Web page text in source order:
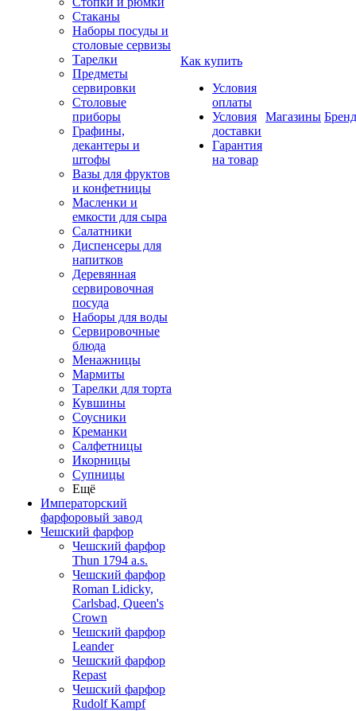
Стаканы
Наборы посуды и
столовые сервизы
Тарелки
Предметы
сервировки
Столовые
приборы
Графины,
декантеры и
штофы
Вазы для фруктов
и конфетницы
Масленки и
емкости для сыра
Салатники
Диспенсеры для
напитков
Деревянная
сервировочная
посуда
Наборы для воды
Сервировочные
блюда
Менажницы
Мармиты
Тарелки для торта
Кувшины
Соусники
Креманки
Салфетницы
Икорницы
Супницы
Ещё
Императорский
фарфоровый завод
Чешский фарфор
Чешский фарфор
Thun 1794 a.s.
Чешский фарфор
Roman Lidicky,
Carlsbad, Queen's
Crown
Чешский фарфор
Leander
Чешский фарфор
Repast
Чешский фарфор
Rudolf Kampf
Как купить
Условия
оплаты
Условия
доставки
Гарантия
на товар
Магазины